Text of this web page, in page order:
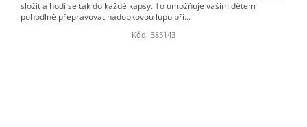
složit a hodí se tak do každé kapsy. To umožňuje vašim dětem
pohodlně přepravovat nádobkovou lupu při...
Kód: B85143